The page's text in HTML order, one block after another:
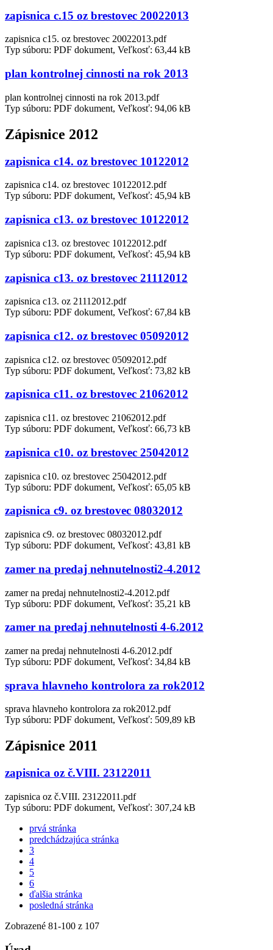
zapisnica c.15 oz brestovec 20022013
zapisnica c15. oz brestovec 20022013.pdf
Typ súboru: PDF dokument, Veľkosť: 63,44 kB
plan kontrolnej cinnosti na rok 2013
plan kontrolnej cinnosti na rok 2013.pdf
Typ súboru: PDF dokument, Veľkosť: 94,06 kB
Zápisnice 2012
zapisnica c14. oz brestovec 10122012
zapisnica c14. oz brestovec 10122012.pdf
Typ súboru: PDF dokument, Veľkosť: 45,94 kB
zapisnica c13. oz brestovec 10122012
zapisnica c13. oz brestovec 10122012.pdf
Typ súboru: PDF dokument, Veľkosť: 45,94 kB
zapisnica c13. oz brestovec 21112012
zapisnica c13. oz 21112012.pdf
Typ súboru: PDF dokument, Veľkosť: 67,84 kB
zapisnica c12. oz brestovec 05092012
zapisnica c12. oz brestovec 05092012.pdf
Typ súboru: PDF dokument, Veľkosť: 73,82 kB
zapisnica c11. oz brestovec 21062012
zapisnica c11. oz brestovec 21062012.pdf
Typ súboru: PDF dokument, Veľkosť: 66,73 kB
zapisnica c10. oz brestovec 25042012
zapisnica c10. oz brestovec 25042012.pdf
Typ súboru: PDF dokument, Veľkosť: 65,05 kB
zapisnica c9. oz brestovec 08032012
zapisnica c9. oz brestovec 08032012.pdf
Typ súboru: PDF dokument, Veľkosť: 43,81 kB
zamer na predaj nehnutelnosti2-4.2012
zamer na predaj nehnutelnosti2-4.2012.pdf
Typ súboru: PDF dokument, Veľkosť: 35,21 kB
zamer na predaj nehnutelnosti 4-6.2012
zamer na predaj nehnutelnosti 4-6.2012.pdf
Typ súboru: PDF dokument, Veľkosť: 34,84 kB
sprava hlavneho kontrolora za rok2012
sprava hlavneho kontrolora za rok2012.pdf
Typ súboru: PDF dokument, Veľkosť: 509,89 kB
Zápisnice 2011
zapisnica oz č.VIII. 23122011
zapisnica oz č.VIII. 23122011.pdf
Typ súboru: PDF dokument, Veľkosť: 307,24 kB
prvá stránka
predchádzajúca stránka
3
4
5
6
ďalšia stránka
posledná stránka
Zobrazené 81-100 z 107